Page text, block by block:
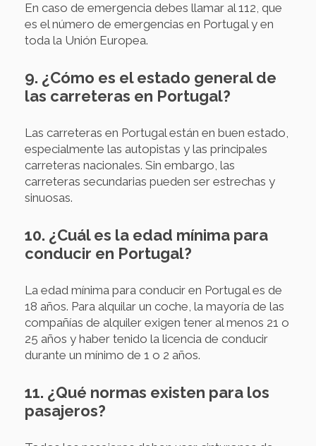
En caso de emergencia debes llamar al 112, que
es el número de emergencias en Portugal y en
toda la Unión Europea.
9. ¿Cómo es el estado general de
las carreteras en Portugal?
Las carreteras en Portugal están en buen estado,
especialmente las autopistas y las principales
carreteras nacionales. Sin embargo, las
carreteras secundarias pueden ser estrechas y
sinuosas.
10. ¿Cuál es la edad mínima para
conducir en Portugal?
La edad mínima para conducir en Portugal es de
18 años. Para alquilar un coche, la mayoría de las
compañías de alquiler exigen tener al menos 21 o
25 años y haber tenido la licencia de conducir
durante un mínimo de 1 o 2 años.
11. ¿Qué normas existen para los
pasajeros?